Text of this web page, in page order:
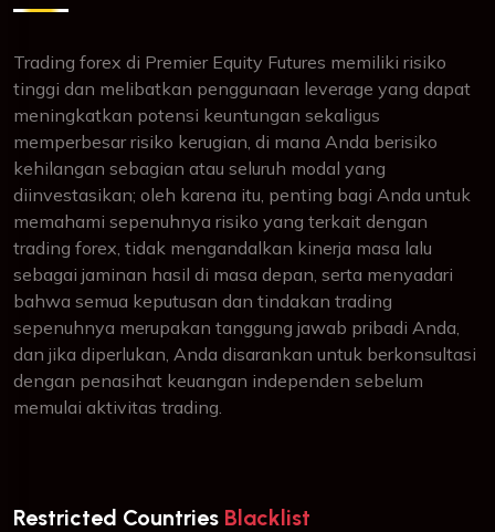
Trading forex di Premier Equity Futures memiliki risiko
tinggi dan melibatkan penggunaan leverage yang dapat
meningkatkan potensi keuntungan sekaligus
memperbesar risiko kerugian, di mana Anda berisiko
kehilangan sebagian atau seluruh modal yang
diinvestasikan; oleh karena itu, penting bagi Anda untuk
memahami sepenuhnya risiko yang terkait dengan
trading forex, tidak mengandalkan kinerja masa lalu
sebagai jaminan hasil di masa depan, serta menyadari
bahwa semua keputusan dan tindakan trading
sepenuhnya merupakan tanggung jawab pribadi Anda,
dan jika diperlukan, Anda disarankan untuk berkonsultasi
dengan penasihat keuangan independen sebelum
memulai aktivitas trading.
Restricted Countries Blacklist